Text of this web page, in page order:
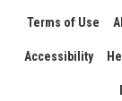
Terms of Use
Accessibility